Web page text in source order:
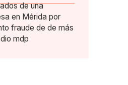
de una
en Mérida por
fraude de de más
mdp